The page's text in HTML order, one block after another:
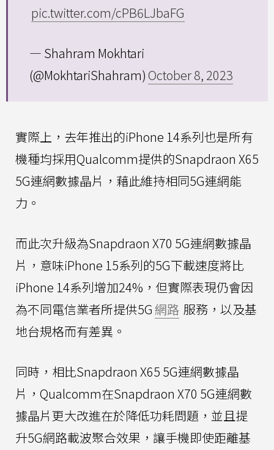
pic.twitter.com/cPB6LJbaFG
— Shahram Mokhtari
(@MokhtariShahram)October 8, 2023
實際上，去年推出的iPhone 14系列也是所有
機種均採用Qualcomm提供的Snapdraon X65
5G連網數據晶片，藉此維持相同5G連網能
力。
而此次升級為Snapdraon X70 5G連網數據晶
片，意味iPhone 15系列的5G下載速度將比
iPhone 14系列增加24%，但實際表現仍會因
為不同電信業者所提供5G網路 服務，以及基
地台規格而有差異。
同時，相比Snapdraon X65 5G連網數據晶
片，Qualcomm在Snapdraon X70 5G連網數
據晶片更大改進在於降低功耗問題，並且提
升5G網路載波聚合效果，讓手機即使距離基